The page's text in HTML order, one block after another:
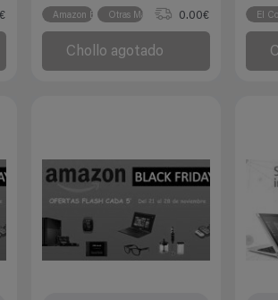
Amazon EspañaOtras Marcas 0.00€
Chollo agotado
El